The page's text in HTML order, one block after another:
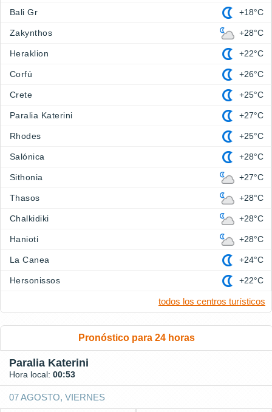
Bali Gr +18°C
Zakynthos +28°C
Heraklion +22°C
Corfú +26°C
Crete +25°C
Paralia Katerini +27°C
Rhodes +25°C
Salónica +28°C
Sithonia +27°C
Thasos +28°C
Chalkidiki +28°C
Hanioti +28°C
La Canea +24°C
Hersonissos +22°C
todos los centros turísticos
Pronóstico para 24 horas
Paralia Katerini
Hora local: 00:53
07 AGOSTO, VIERNES